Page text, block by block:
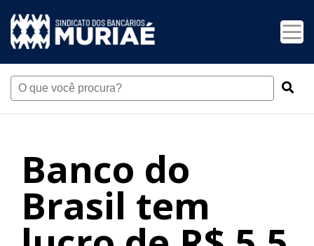
Banco do
Brasil tem